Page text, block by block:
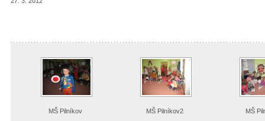
MŠ Pilníkov MŠ Pilníkov2 MŠ